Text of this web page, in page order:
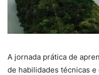
A jornada prática de
de habilidades técnicas